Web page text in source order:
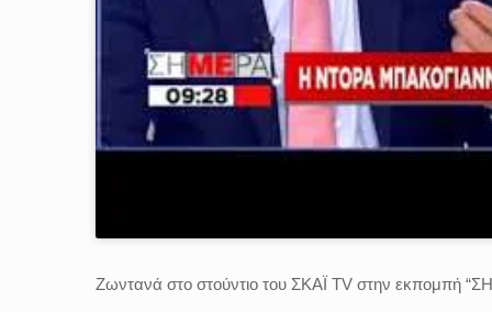
Ζωντανά στο στούντιο του ΣΚΑΪ ΤV στην εκπομπή